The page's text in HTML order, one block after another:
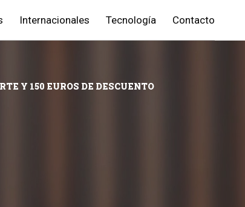
Internacionales Tecnología Contacto
Y 150 EUROS DE DESCUENTO